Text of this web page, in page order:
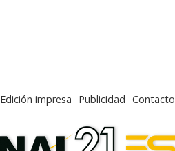
Edición impresa Publicidad Contacto